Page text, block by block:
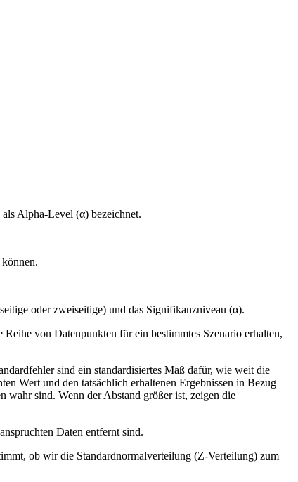
Alpha-Level (α) bezeichnet.
oder zweiseitige) und das Signifikanzniveau (α).
von Datenpunkten für ein bestimmtes Szenario erhalten,
sind ein standardisiertes Maß dafür, wie weit die
Wert und den tatsächlich erhaltenen Ergebnissen in Bezug
wahr sind. Wenn der Abstand größer ist, zeigen die
Daten entfernt sind.
ob wir die Standardnormalverteilung (Z-Verteilung) zum